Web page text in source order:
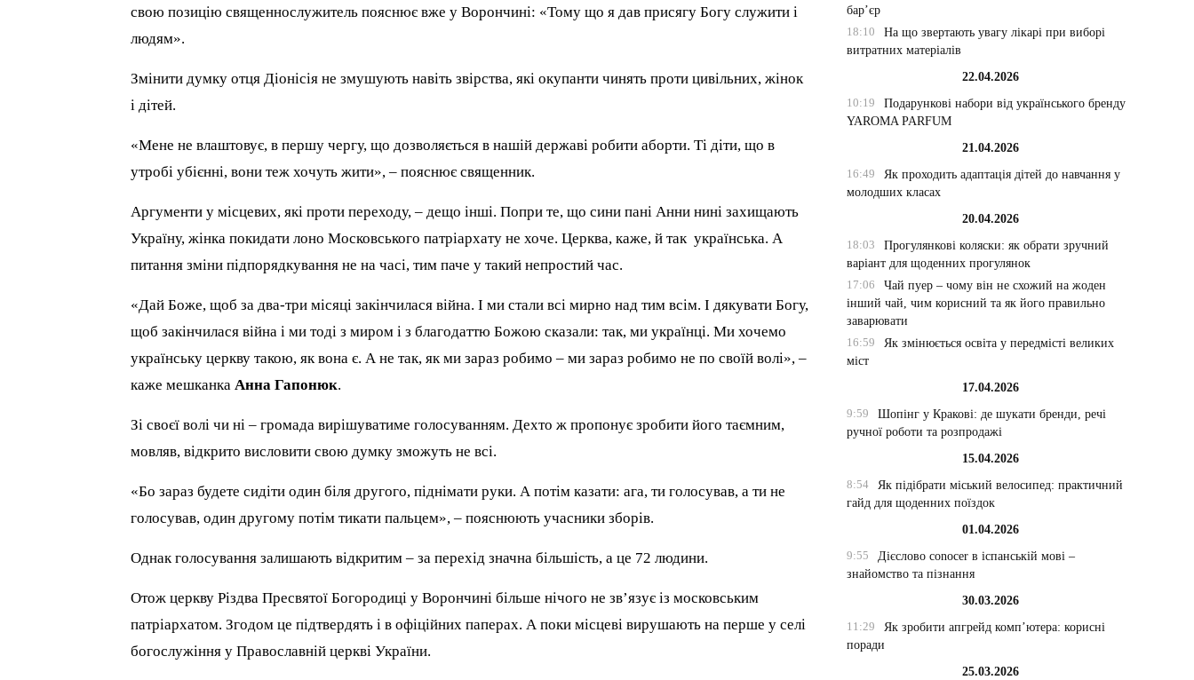
свою позицію священнослужитель пояснює вже у Ворончині: «Тому що я дав присягу Богу служити і
людям».
Змінити думку отця Діонісія не змушують навіть звірства, які окупанти чинять проти цивільних, жінок
і дітей.
«Мене не влаштовує, в першу чергу, що дозволяється в нашій державі робити аборти. Ті діти, що в
утробі убієнні, вони теж хочуть жити», – пояснює священник.
Аргументи у місцевих, які проти переходу, – дещо інші. Попри те, що сини пані Анни нині захищають
Україну, жінка покидати лоно Московського патріархату не хоче. Церква, каже, й так українська. А
питання зміни підпорядкування не на часі, тим паче у такий непростий час.
«Дай Боже, щоб за два-три місяці закінчилася війна. І ми стали всі мирно над тим всім. І дякувати Богу,
щоб закінчилася війна і ми тоді з миром і з благодаттю Божою сказали: так, ми українці. Ми хочемо
українську церкву такою, як вона є. А не так, як ми зараз робимо – ми зараз робимо не по своїй волі», –
каже мешканкаАнна Гапонюк.
Зі своєї волі чи ні – громада вирішуватиме голосуванням. Дехто ж пропонує зробити його таємним,
мовляв, відкрито висловити свою думку зможуть не всі.
«Бо зараз будете сидіти один біля другого, піднімати руки. А потім казати: ага, ти голосував, а ти не
голосував, один другому потім тикати пальцем», – пояснюють учасники зборів.
Однак голосування залишають відкритим – за перехід значна більшість, а це 72 людини.
Отож церкву Різдва Пресвятої Богородиці у Ворончині більше нічого не зв’язує із московським
патріархатом. Згодом це підтвердять і в офіційних паперах. А поки місцеві вирушають на перше у селі
богослужіння у Православній церкві України.
бар’єр
18:10
На що звертають увагу лікарі при виборі
витратних матеріалів
22.04.2026
10:19
Подарункові набори від українського бренду
YAROMA PARFUM
21.04.2026
16:49
Як проходить адаптація дітей до навчання у
молодших класах
20.04.2026
18:03
Прогулянкові коляски: як обрати зручний
варіант для щоденних прогулянок
17:06
Чай пуер – чому він не схожий на жоден
інший чай, чим корисний та як його правильно
заварювати
16:59
Як змінюється освіта у передмісті великих
міст
17.04.2026
9:59
Шопінг у Кракові: де шукати бренди, речі
ручної роботи та розпродажі
15.04.2026
8:54
Як підібрати міський велосипед: практичний
гайд для щоденних поїздок
01.04.2026
9:55
Дієслово conocer в іспанській мові –
знайомство та пізнання
30.03.2026
11:29
Як зробити апгрейд комп’ютера: корисні
поради
25.03.2026